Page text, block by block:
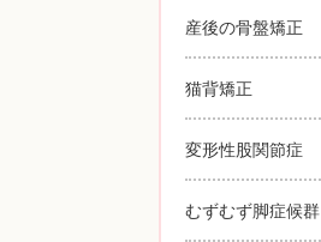
産後の骨盤矯正
猫背矯正
変形性股関節症
むずむず脚症候群